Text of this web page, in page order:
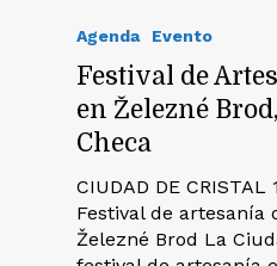
Agenda Evento
Festival de
en Železné
Checa
CIUDAD DE CRISTAL
Festival de artesanía
Železné Brod La